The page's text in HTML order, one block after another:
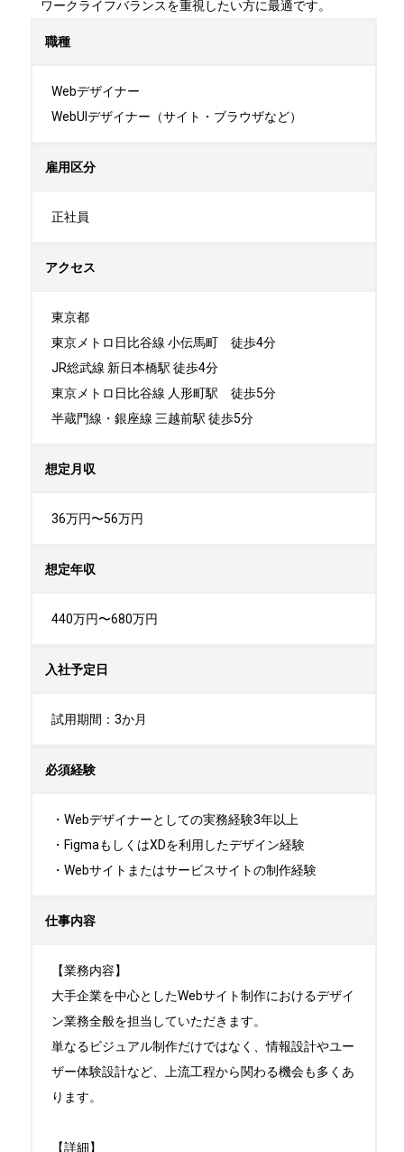
ワークライフバランスを重視したい方に最適です。
職種
Webデザイナー
WebUIデザイナー（サイト・ブラウザなど）
雇用区分
正社員
アクセス
東京都
東京メトロ日比谷線 小伝馬町　徒歩4分
JR総武線 新日本橋駅 徒歩4分
東京メトロ日比谷線 人形町駅　徒歩5分
半蔵門線・銀座線 三越前駅 徒歩5分
想定月収
36万円〜56万円
想定年収
440万円〜680万円
入社予定日
試用期間：3か月
必須経験
・Webデザイナーとしての実務経験3年以上
・FigmaもしくはXDを利用したデザイン経験
・Webサイトまたはサービスサイトの制作経験
仕事内容
【業務内容】
大手企業を中心としたWebサイト制作におけるデザイ
ン業務全般を担当していただきます。
単なるビジュアル制作だけではなく、情報設計やユー
ザー体験設計など、上流工程から関わる機会も多くあ
ります。
【詳細】